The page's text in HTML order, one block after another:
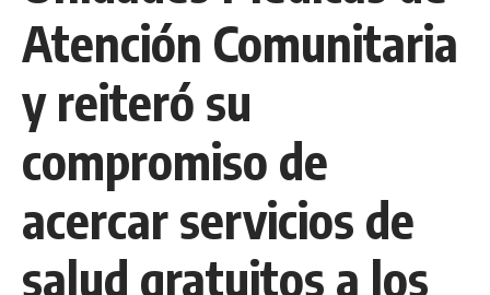
Atención Comunitaria
y reiteró su
compromiso de
acercar servicios de
salud gratuitos a los